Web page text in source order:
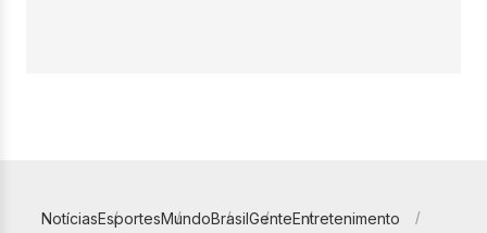
NotíciasEsportesMundoBrasilGenteEntretenimento